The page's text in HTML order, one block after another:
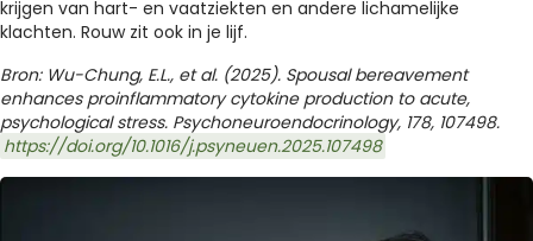
krijgen van hart- en vaatziekten en andere lichamelijke
klachten. Rouw zit ook in je lijf.
Bron: Wu-Chung, E.L., et al. (2025). Spousal bereavement
enhances proinflammatory cytokine production to acute,
psychological stress. Psychoneuroendocrinology, 178, 107498.
https://doi.org/10.1016/j.psyneuen.2025.107498